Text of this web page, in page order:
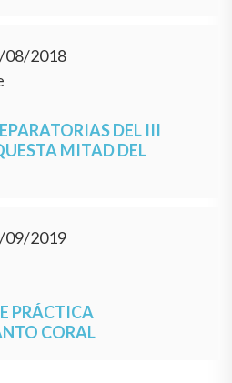
08/2018
DEL III
MITAD DEL
09/2019
PRÁCTICA
CORAL